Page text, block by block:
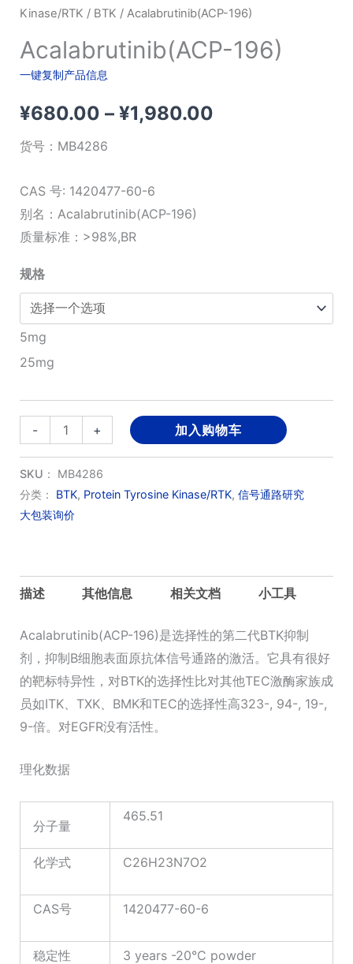
Kinase/RTK / BTK / Acalabrutinib(ACP-196)
Acalabrutinib(ACP-196)
一键复制产品信息
¥680.00 – ¥1,980.00价
¥1,980.00
货号： MB4286
CAS 号: 1420477-60-6
别名：Acalabrutinib(ACP-196)
质量标准：>98%,BR
规格
5mg
25mg
-
Acalabrutinib(ACP-
196)
数
量
+ 加入购物车
SKU： MB4286
分类： BTK, Protein Tyrosine Kinase/RTK, 信号通路研究
大包装询价
描述 其他信息 相关文档 小工具
Acalabrutinib(ACP-196)是选择性的第二代BTK抑制
剂，抑制B细胞表面原抗体信号通路的激活。它具有很好
的靶标特异性，对BTK的选择性比对其他TEC激酶家族成
员如ITK、TXK、BMK和TEC的选择性高323-, 94-, 19-,
9-倍。对EGFR没有活性。
理化数据
分子量
465.51
化学式 C26H23N7O2
CAS号 1420477-60-6
稳定性 3 years -20°C powder